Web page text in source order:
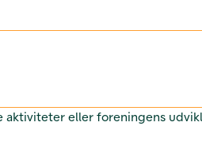
eller foreningens